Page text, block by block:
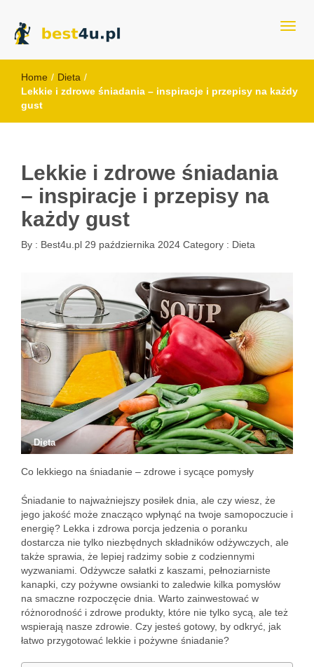
best4u.pl
Home / Dieta /
Lekkie i zdrowe śniadania – inspiracje i przepisy na każdy
gust
Lekkie i zdrowe śniadania
– inspiracje i przepisy na
każdy gust
By : Best4u.pl 29 października 2024 Category : Dieta
Dieta
Co lekkiego na śniadanie – zdrowe i sycące pomysły
Śniadanie to najważniejszy posiłek dnia, ale czy wiesz, że
jego jakość może znacząco wpłynąć na twoje samopoczucie i
energię? Lekka i zdrowa porcja jedzenia o poranku
dostarcza nie tylko niezbędnych składników odżywczych, ale
także sprawia, że lepiej radzimy sobie z codziennymi
wyzwaniami. Odżywcze sałatki z kaszami, pełnoziarniste
kanapki, czy pożywne owsianki to zaledwie kilka pomysłów
na smaczne rozpoczęcie dnia. Warto zainwestować w
różnorodność i zdrowe produkty, które nie tylko sycą, ale też
wspierają nasze zdrowie. Czy jesteś gotowy, by odkryć, jak
łatwo przygotować lekkie i pożywne śniadanie?